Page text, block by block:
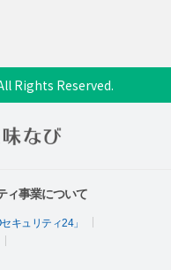
Rights Reserved.